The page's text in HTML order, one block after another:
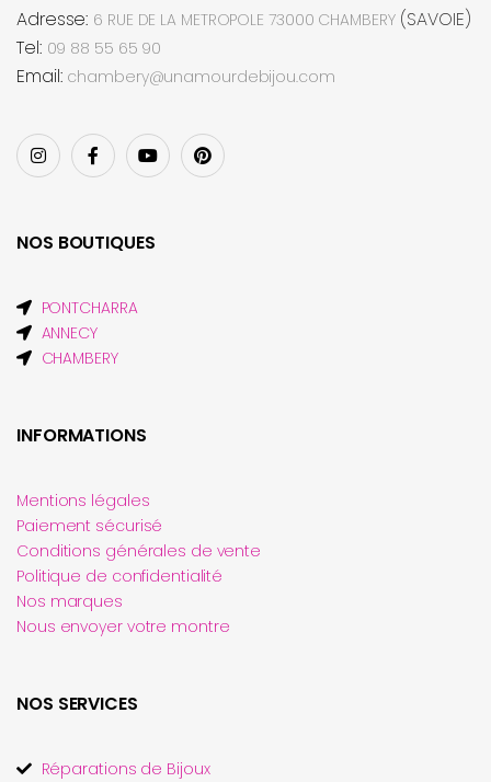
Adresse: 6 RUE DE LA METROPOLE 73000 CHAMBERY(SAVOIE)
Tel: 09 88 55 65 90
Email: chambery@unamourdebijou.com
NOS BOUTIQUES
PONTCHARRA
ANNECY
CHAMBERY
INFORMATIONS
Mentions légales
Paiement sécurisé
Conditions générales de vente
Politique de confidentialité
Nos marques
Nous envoyer votre montre
NOS SERVICES
Réparations de Bijoux